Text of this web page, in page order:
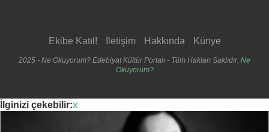
Ekibe Katıl! İletişim Hakkında Künye
2025 - Ne Okuyorum? Edebiyat Kültür Portalı - Tüm Hakları Saklıdır. Ne
Okuyorum?
İlginizi çekebilir:x